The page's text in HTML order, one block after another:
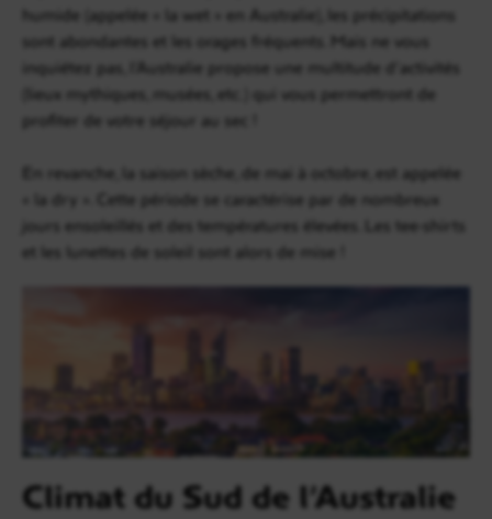
humide (appelée « la wet » en Australie), les précipitations
sont abondantes et les orages fréquents. Mais ne vous
inquiétez pas, l’Australie propose une multitude d’activités
(lieux mythiques, musées, etc.) qui vous permettront de
profiter de votre séjour au sec !
En revanche, la saison sèche, de mai à octobre, est appelée
« la dry ». Cette période se caractérise par de nombreux
jours ensoleillés et des températures élevées. Les tee-shirts
et les lunettes de soleil sont alors de mise !
Climat du Sud de l’Australie